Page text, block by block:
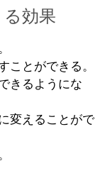
効果
とができる。
きるようにな
変えることがで